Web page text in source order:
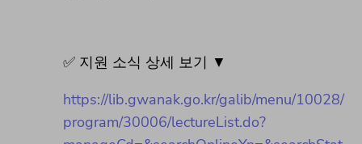
✅ 지원 소식 상세 보기 ▼
https://lib.gwanak.go.kr/galib/menu/10028/
program/30006/lectureList.do?